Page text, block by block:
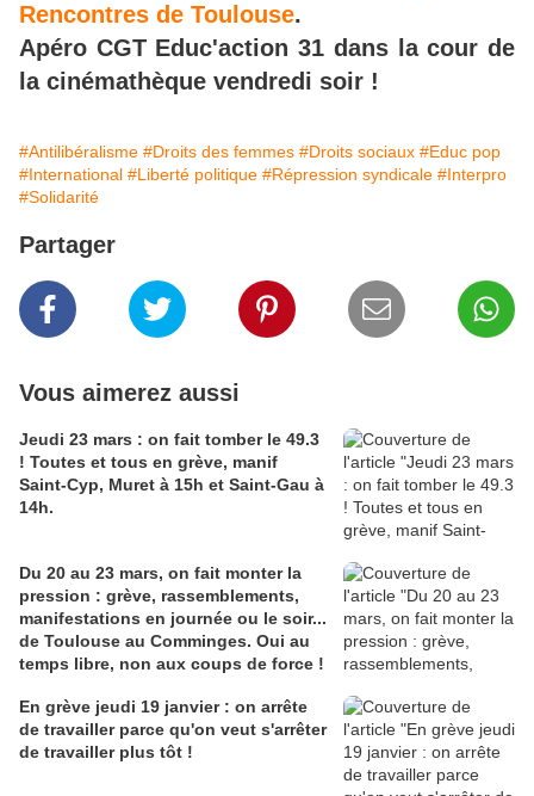
Rencontres de Toulouse.
Apéro CGT Educ'action 31 dans la cour de
la cinémathèque vendredi soir !
#Antilibéralisme #Droits des femmes #Droits sociaux #Educ pop
#International #Liberté politique #Répression syndicale #Interpro
#Solidarité
Partager
Vous aimerez aussi
Jeudi 23 mars : on fait tomber le 49.3
! Toutes et tous en grève, manif
Saint-Cyp, Muret à 15h et Saint-Gau à
14h.
Du 20 au 23 mars, on fait monter la
pression : grève, rassemblements,
manifestations en journée ou le soir...
de Toulouse au Comminges. Oui au
temps libre, non aux coups de force !
En grève jeudi 19 janvier : on arrête
de travailler parce qu'on veut s'arrêter
de travailler plus tôt !